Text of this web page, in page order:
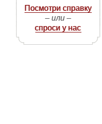
Посмотри справку
– или –
спроси у нас